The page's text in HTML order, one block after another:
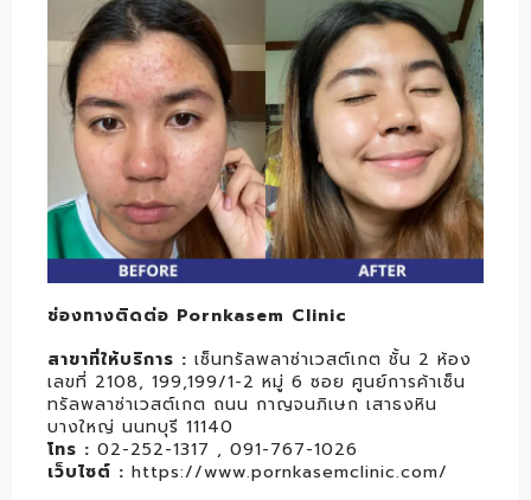
ช่องทางติดต่อ Pornkasem Clinic
สาขาที่ให้บริการ : เซ็นทรัลพลาซ่าเวสต์เกต ชั้น 2 ห้อง
เลขที่ 2108, 199,199/1-2 หมู่ 6 ซอย ศูนย์การค้าเซ็น
ทรัลพลาซ่าเวสต์เกต ถนน กาญจนภิเษก เสาธงหิน
บางใหญ่ นนทบุรี 11140
โทร : 02-252-1317 , 091-767-1026
เว็บไซต์ : https://www.pornkasemclinic.com/